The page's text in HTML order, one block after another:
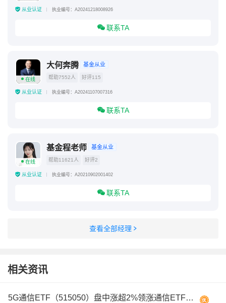
从业认证 执业编号：A20241218008926
联系TA
在线
大何奔腾 基金从业
帮助7552人 好评115
从业认证 执业编号：A20241107007316
联系TA
在线
基金程老师 基金从业
帮助11621人 好评2
从业认证 执业编号：A20210902001402
联系TA
查看全部经理
相关资讯
5G通信ETF（515050）盘中涨超2%领涨通信ETF，工业富联涨超7%